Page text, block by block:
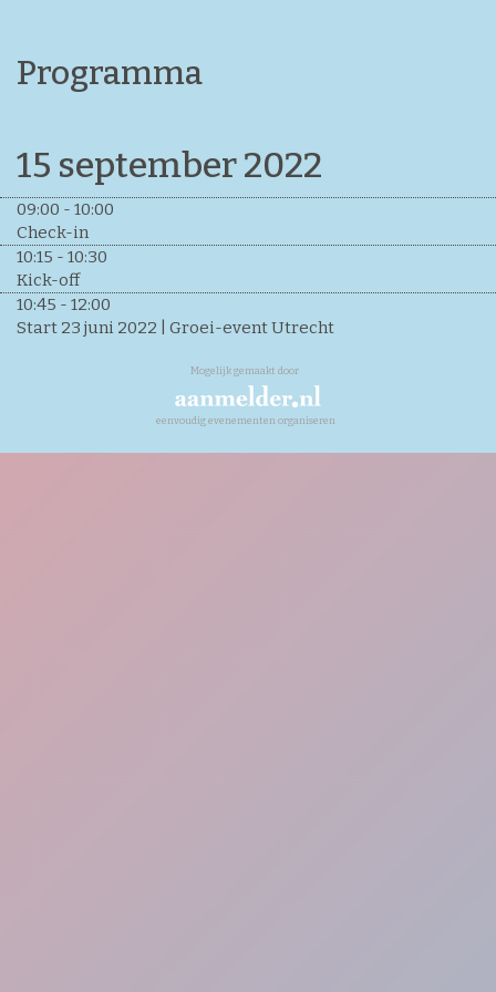
Programma
15 september 2022
09:00 - 10:00
Check-in
10:15 - 10:30
Kick-off
10:45 - 12:00
Start 23 juni 2022 | Groei-event Utrecht
Mogelijk gemaakt door
eenvoudig evenementen organiseren